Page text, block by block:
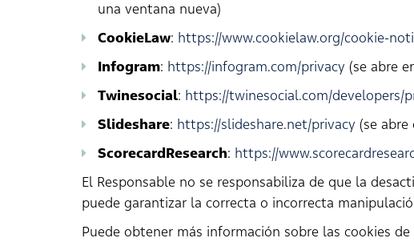
una ventana nueva)
CookieLaw: https://www.cookielaw.org/cookie-
Infogram: https://infogram.com/privacy (se abre
Twinesocial: https://twinesocial.com/developers/
Slideshare: https://slideshare.net/privacy (se abre
ScorecardResearch: https://
El Responsable no se responsabiliza de que la
puede garantizar la correcta o incorrecta
Puede obtener más información sobre las cookies